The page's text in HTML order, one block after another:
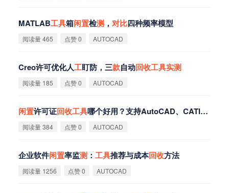
MATLAB工具箱闲置检测 ， 对比四种频率模型
阅读量 465 点赞 0 AUTOCAD
Creo许可优化人工盯防，三款自动回收工具实测
阅读量 185 点赞 0 AUTOCAD
闲置许可证回收工具哪个好用？支持AutoCAD、CATIA、UG/
阅读量 384 点赞 0 AUTOCAD
企业软件闲置率监测 ： 工具推荐与成本回收方法
阅读量 1256 点赞 0 AUTOCAD